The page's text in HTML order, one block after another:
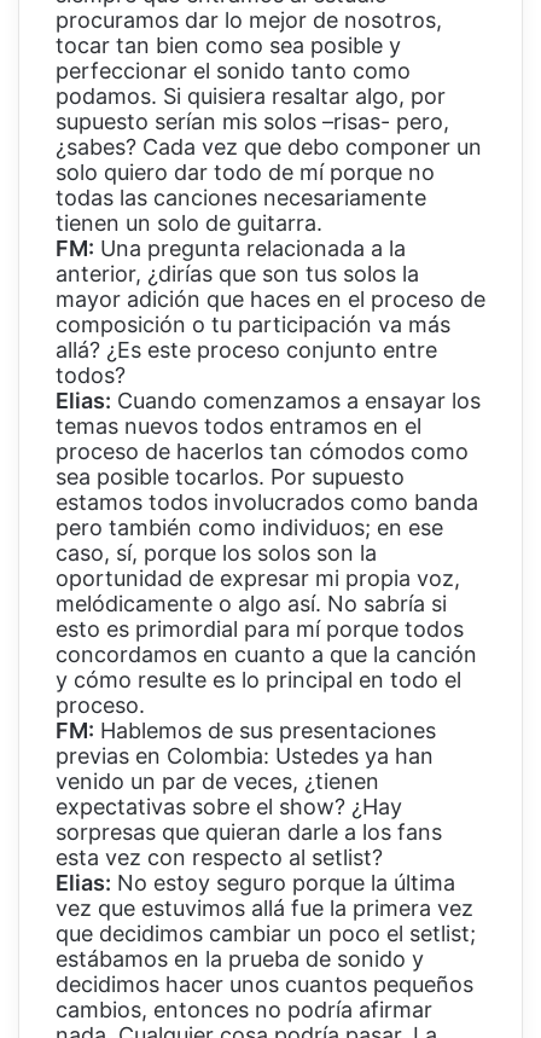
procuramos dar lo mejor de nosotros,
tocar tan bien como sea posible y
perfeccionar el sonido tanto como
podamos. Si quisiera resaltar algo, por
supuesto serían mis solos –risas- pero,
¿sabes? Cada vez que debo componer un
solo quiero dar todo de mí porque no
todas las canciones necesariamente
tienen un solo de guitarra.
FM: Una pregunta relacionada a la
anterior, ¿dirías que son tus solos la
mayor adición que haces en el proceso de
composición o tu participación va más
allá? ¿Es este proceso conjunto entre
todos?
Elias: Cuando comenzamos a ensayar los
temas nuevos todos entramos en el
proceso de hacerlos tan cómodos como
sea posible tocarlos. Por supuesto
estamos todos involucrados como banda
pero también como individuos; en ese
caso, sí, porque los solos son la
oportunidad de expresar mi propia voz,
melódicamente o algo así. No sabría si
esto es primordial para mí porque todos
concordamos en cuanto a que la canción
y cómo resulte es lo principal en todo el
proceso.
FM: Hablemos de sus presentaciones
previas en Colombia: Ustedes ya han
venido un par de veces, ¿tienen
expectativas sobre el show? ¿Hay
sorpresas que quieran darle a los fans
esta vez con respecto al setlist?
Elias: No estoy seguro porque la última
vez que estuvimos allá fue la primera vez
que decidimos cambiar un poco el setlist;
estábamos en la prueba de sonido y
decidimos hacer unos cuantos pequeños
cambios, entonces no podría afirmar